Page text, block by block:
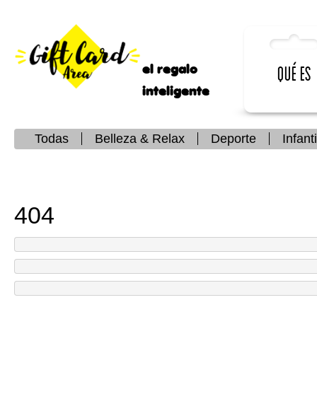
el regalo
inteligente
Qué es
Todas Belleza & Relax Deporte
404